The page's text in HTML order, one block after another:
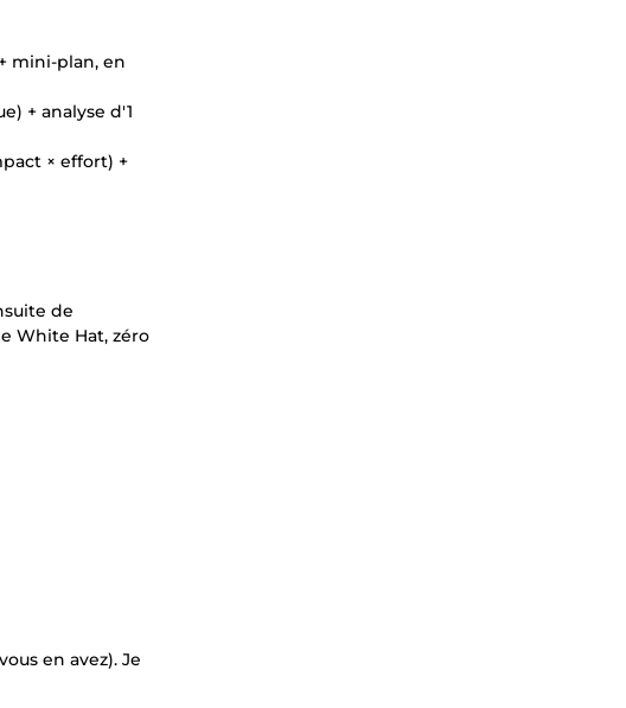
mini-plan, en
+ analyse d'1
× effort) +
de
White Hat, zéro
en avez). Je